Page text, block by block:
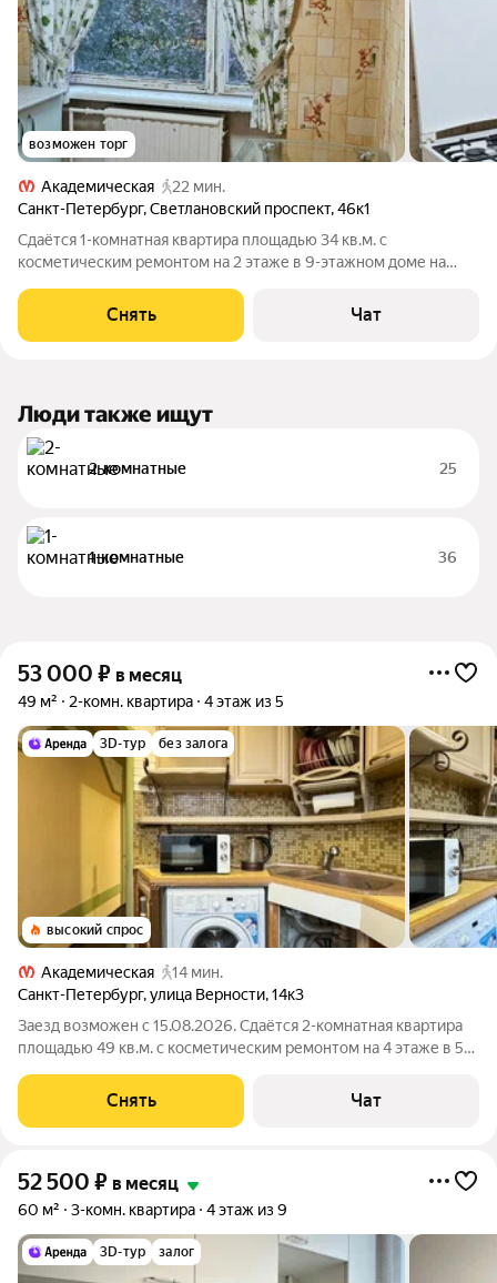
возможен торг
Академическая
22 мин.
Санкт-Петербург,Светлановский проспект,46к1
Сдаётся 1-комнатная квартира площадью 34 кв.м. с
косметическим ремонтом на 2 этаже в 9-этажном доме на
Стиральная машина Холодильник Микроволновка Дом -
панельный, окна выходят во двор.
Снять Чат
Люди также ищут
2-комнатные 25
1-комнатные 36
53 000 ₽ в месяц
49 м² 2-комн. квартира 4 этаж из 5
3D-тур без залога
высокий спрос
Академическая
14 мин.
Санкт-Петербург,улица Верности,14к3
Заезд возможен с 15.08.2026. Сдаётся 2-комнатная квартира
площадью 49 кв.м. с косметическим ремонтом на 4 этаже в 5-
Стиральная машина Холодильник Микроволновка Пылесос
Дом - панельный, окна
Снять Чат
52 500 ₽ в месяц
60 м² 3-комн. квартира 4 этаж из 9
3D-тур залог